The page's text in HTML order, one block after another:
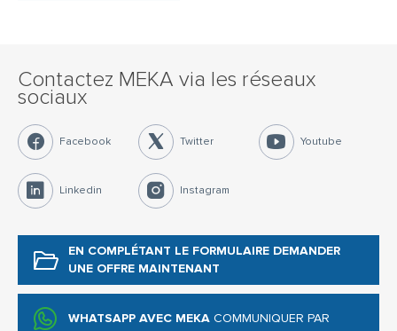
Contactez MEKA via les réseaux
sociaux
Facebook Twitter Youtube
Linkedin Instagram
EN COMPLÉTANT LE FORMULAIRE DEMANDER
UNE OFFRE MAINTENANT
WHATSAPP AVEC MEKA COMMUNIQUER PAR